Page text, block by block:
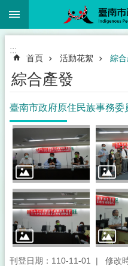
跳到主要內容區塊
:::
首頁 活動花絮 綜
綜合產發
臺南市政府原住民族事務委
刊登日期：110-11-01 修改